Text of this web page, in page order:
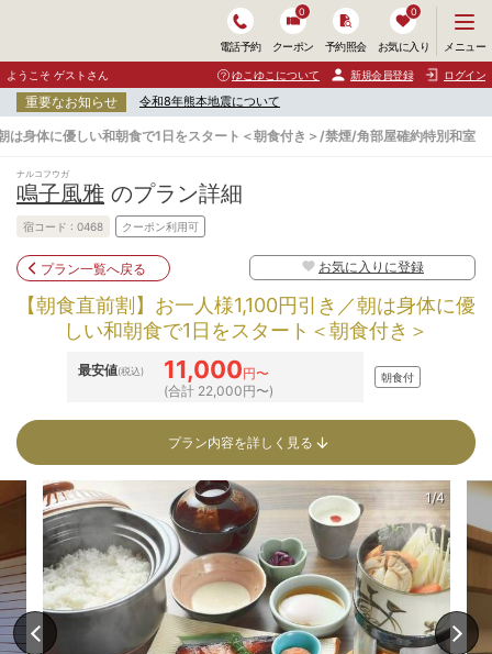
電話予約 クーポン
0
予約照会 お気に入り
0
ニ
ュ
ー
開
く
メニュー
ようこそ ゲストさん ゆこゆこについて 新規会員登録 ログイン
重要なお知らせ 令和8年熊本地震について
は身体に優しい和朝食で1日をスタート＜朝食付き＞/禁煙/角部屋確約特別和室
ナルコフウガ
鳴子風雅 のプラン詳細
宿コード : 0468 クーポン利用可
プラン一覧へ戻る お気に入りに登録
【朝食直前割】お一人様1,100円引き／朝は身体に優
しい和朝食で1日をスタート＜朝食付き＞
最安値(税込) 11,000円〜
(合計 22,000円〜)
朝食付
プラン内容を詳しく見る
1/4